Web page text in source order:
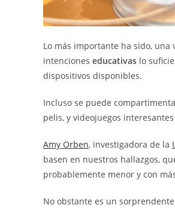
Lo más importante ha sido, una
intenciones educativas lo
dispositivos disponibles.
Incluso se puede
pelis, y videojuegos
Amy Orben, investigadora de la
basen en nuestros hallazgos,
probablemente menor y con
No obstante es un